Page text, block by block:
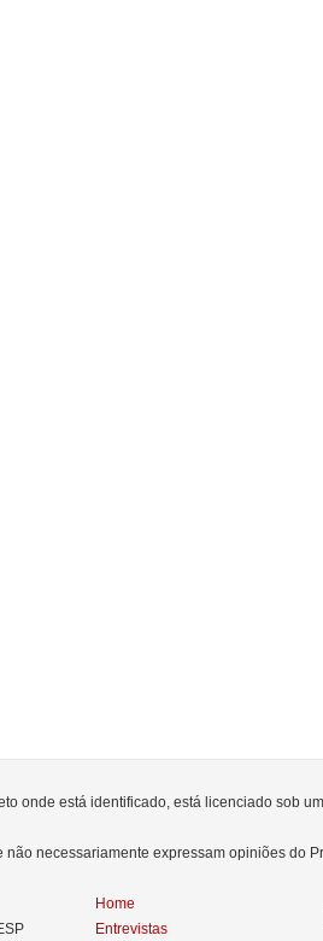
onde está identificado, está licenciado sob
necessariamente expressam opiniões do
Home
Entrevistas